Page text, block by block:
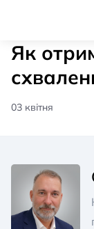
Як
03 квітня